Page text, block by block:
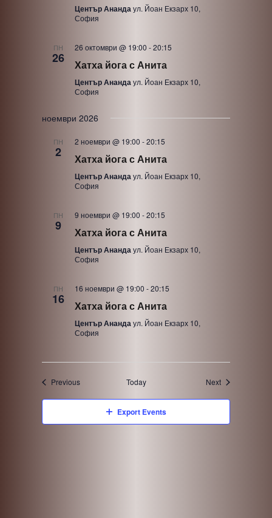
Център Анандаул. Йоан Екзарх 10,
София
ПН
26
26 октомври @ 19:00 -20:15
Хатха йога с Анита
Център Анандаул. Йоан Екзарх 10,
София
ноември 2026
ПН
2
2 ноември @ 19:00 -20:15
Хатха йога с Анита
Център Анандаул. Йоан Екзарх 10,
София
ПН
9
9 ноември @ 19:00 -20:15
Хатха йога с Анита
Център Анандаул. Йоан Екзарх 10,
София
ПН
16
16 ноември @ 19:00 -20:15
Хатха йога с Анита
Център Анандаул. Йоан Екзарх 10,
София
PreviousEvents Today NextEvents
Export Events